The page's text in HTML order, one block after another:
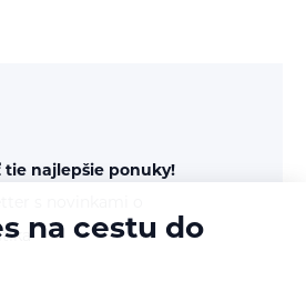
tie najlepšie ponuky!
na cestu do